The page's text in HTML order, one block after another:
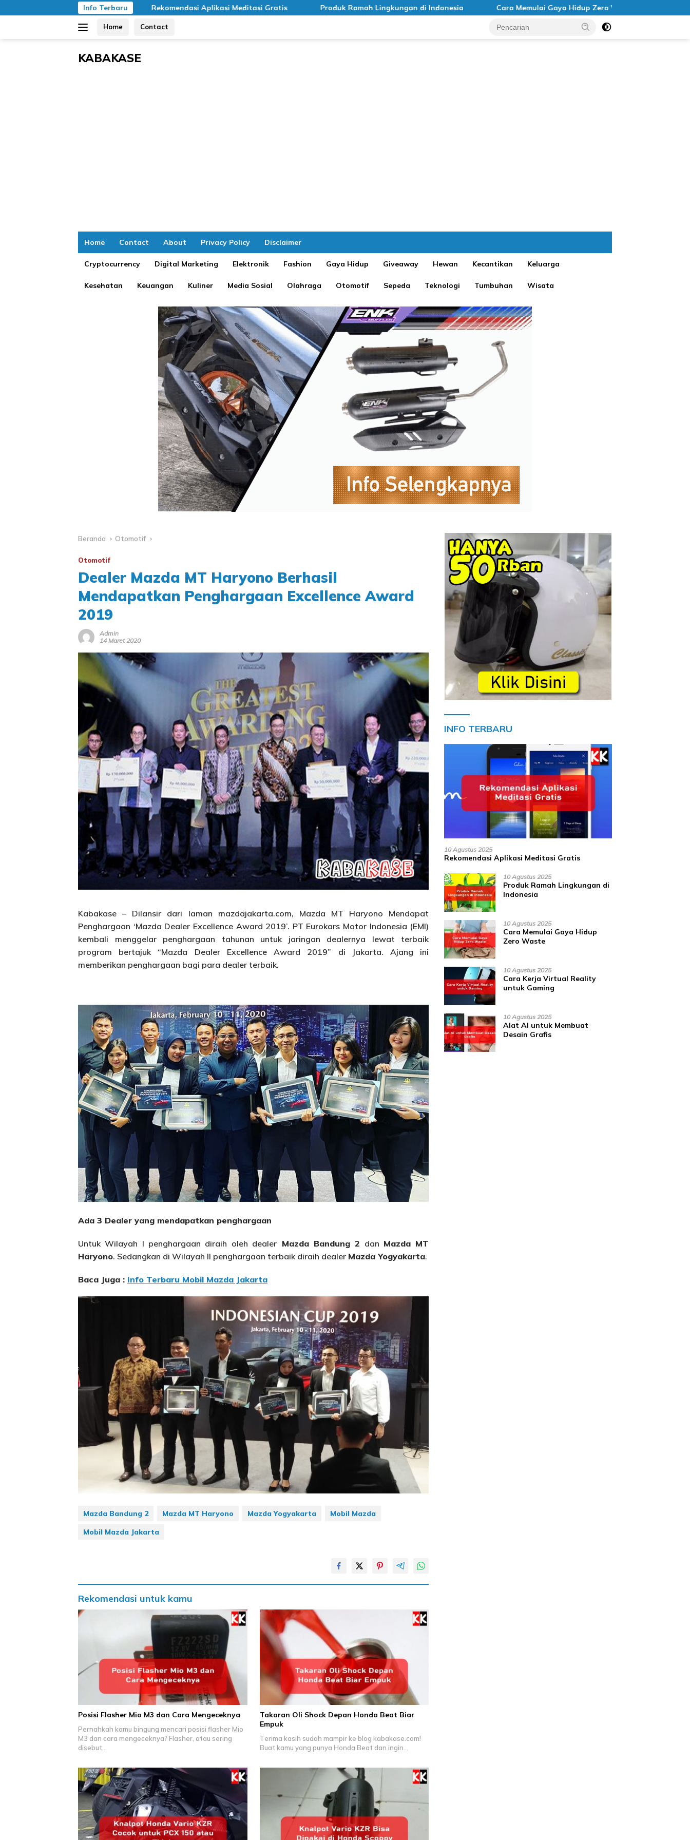
ke
Info Terbaru
Rekomendasi Aplikasi Meditasi Gratis Produk Ramah Lingkungan di Indonesia Cara Memulai Gaya Hidup Zero Waste Cara Kerja Virtual
Home Contact
KABAKASE
Home Contact About Privacy Policy Disclaimer
Cryptocurrency Digital Marketing Elektronik Fashion Gaya Hidup Giveaway Hewan Kecantikan Keluarga
Kesehatan Keuangan Kuliner Media Sosial Olahraga Otomotif Sepeda Teknologi Tumbuhan Wisata
Beranda Otomotif
Otomotif
Dealer Mazda MT Haryono Berhasil
Mendapatkan Penghargaan Excellence Award
2019
Admin
14 Maret 2020
Kabakase – Dilansir dari laman mazdajakarta.com, Mazda MT Haryono Mendapat
Penghargaan ‘Mazda Dealer Excellence Award 2019’. PT Eurokars Motor Indonesia (EMI)
kembali menggelar penghargaan tahunan untuk jaringan dealernya lewat terbaik
program bertajuk “Mazda Dealer Excellence Award 2019” di Jakarta. Ajang ini
memberikan penghargaan bagi para dealer terbaik.
Ada 3 Dealer yang mendapatkan penghargaan
Untuk Wilayah I penghargaan diraih oleh dealer Mazda Bandung 2 dan Mazda MT
Haryono. Sedangkan di Wilayah II penghargaan terbaik diraih dealer Mazda Yogyakarta.
Baca Juga : Info Terbaru Mobil Mazda Jakarta
Mazda Bandung 2 Mazda MT Haryono Mazda Yogyakarta
Mobil Mazda
Mobil Mazda Jakarta
Rekomendasi untuk kamu
Posisi Flasher Mio M3 dan Cara Mengeceknya
Pernahkah kamu bingung mencari posisi flasher Mio
M3 dan cara mengeceknya? Flasher, atau sering
disebut…
Takaran Oli Shock Depan Honda Beat Biar
Empuk
Terima kasih sudah mampir ke blog kabakase.com!
Buat kamu yang punya Honda Beat dan ingin…
INFO TERBARU
10 Agustus 2025
Rekomendasi Aplikasi Meditasi Gratis
10 Agustus 2025
Produk Ramah Lingkungan di
Indonesia
10 Agustus 2025
Cara Memulai Gaya Hidup
Zero Waste
10 Agustus 2025
Cara Kerja Virtual Reality
untuk Gaming
10 Agustus 2025
Alat AI untuk Membuat
Desain Grafis